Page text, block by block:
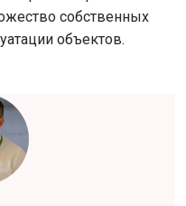
собственных
объектов.